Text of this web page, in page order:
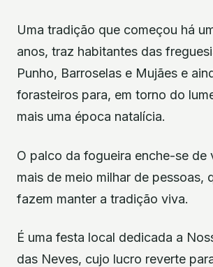
Uma tradição que começou há
anos, traz habitantes das
Punho, Barroselas e Mujães e
forasteiros para, em torno do
mais uma época natalícia.
O palco da fogueira enche-se de
mais de meio milhar de pessoas,
fazem manter a tradição viva.
É uma festa local dedicada a
das Neves, cujo lucro reverte